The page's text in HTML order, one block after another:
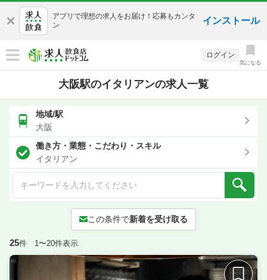
アプリで理想の求人をお届け！応募もカンタ
ン
インストール
ログイン
気になる
大阪駅のイタリアンの求人一覧
地域/駅
大阪
働き方・業態・こだわり・スキル
イタリアン
この条件で新着を受け取る
25件 1〜20件表示